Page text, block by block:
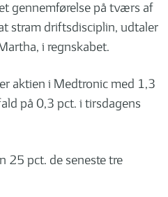
gennemførelse på tværs af
stram driftsdisciplin, udtaler
i regnskabet.
aktien i Medtronic med 1,3
på 0,3 pct. i tirsdagens
25 pct. de seneste tre